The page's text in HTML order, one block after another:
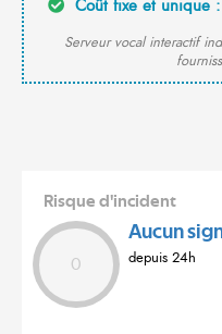
Coût fixe et unique
Serveur vocal interactif
Risque d'incident
0
Aucun
depuis 24h